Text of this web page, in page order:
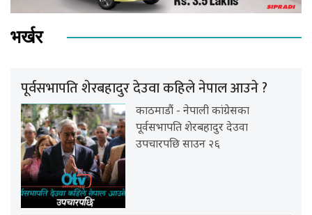
भर्खर
पूर्वसभापति शेरबहादुर देउवा कहिले नेपाल आउने ?
काठमाडौं - नेपाली कांग्रेसका
पूर्वसभापति शेरबहादुर देउवा
उपचारपछि साउन २६